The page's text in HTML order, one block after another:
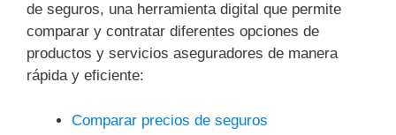
de seguros, una herramienta digital que permite
comparar y contratar diferentes opciones de
productos y servicios aseguradores de manera
rápida y eficiente:
Comparar precios de seguros